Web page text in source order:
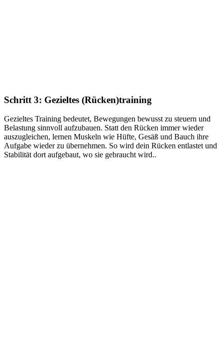
Schritt 3: Gezieltes (Rücken)training
Gezieltes Training bedeutet, Bewegungen bewusst zu steuern und
Belastung sinnvoll aufzubauen. Statt den Rücken immer wieder
auszugleichen, lernen Muskeln wie Hüfte, Gesäß und Bauch ihre
Aufgabe wieder zu übernehmen. So wird dein Rücken entlastet und
Stabilität dort aufgebaut, wo sie gebraucht wird..